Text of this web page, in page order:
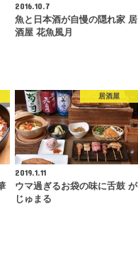
2016.10.7
魚と日本酒が自慢の隠れ家 居
酒屋 花魚風月
居酒屋
2019.1.11
ウマ過ぎるお袋の味に舌鼓 が
じゅまる